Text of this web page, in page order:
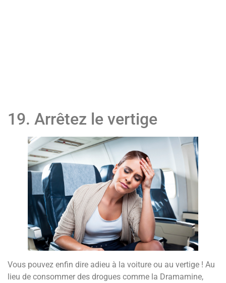
19. Arrêtez le vertige
Vous pouvez enfin dire adieu à la voiture ou au vertige ! Au
lieu de consommer des drogues comme la Dramamine,